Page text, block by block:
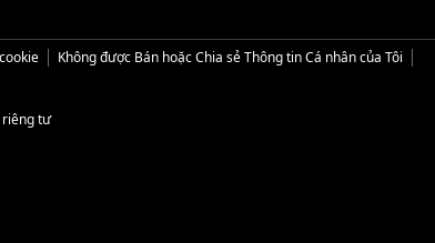
Không được Bán hoặc Chia sẻ Thông tin Cá nhân của Tôi
riêng tư